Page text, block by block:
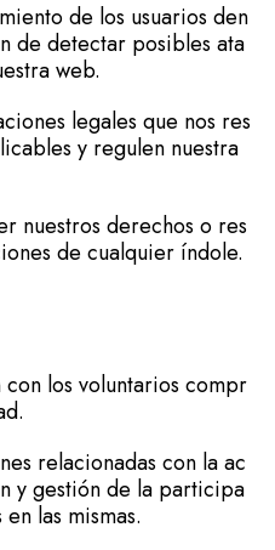
de los usuarios den
de detectar posibles ata
web.
legales que nos res
y regulen nuestra
nuestros derechos o res
de cualquier índole.
los voluntarios compr
relacionadas con la ac
y gestión de la participa
las mismas.